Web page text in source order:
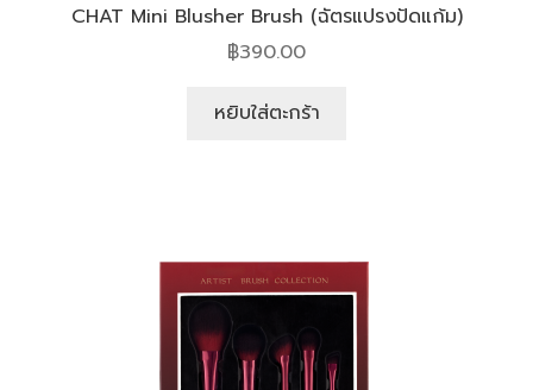
CHAT Mini Blusher Brush (ฉัตรแปรงปัดแก้ม)
฿390.00
หยิบใส่ตะกร้า